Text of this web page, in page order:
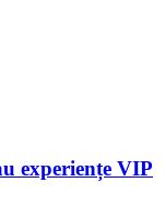
experiențe VIP